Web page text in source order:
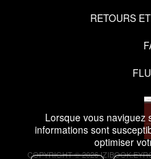
Lorsque vous naviguez
informations sont
optimiser
RETOURS
COPYRIGHT © 2026